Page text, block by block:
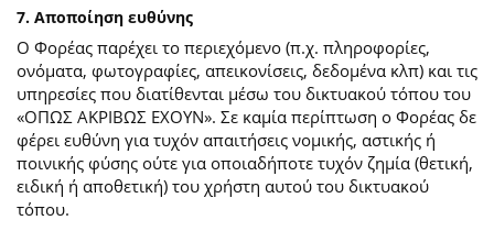
7. Αποποίηση ευθύνης
Ο Φορέας παρέχει το περιεχόμενο (π.χ. πληροφορίες,
ονόματα, φωτογραφίες, απεικονίσεις, δεδομένα κλπ) και τις
υπηρεσίες που διατίθενται μέσω του δικτυακού τόπου του
«ΟΠΩΣ ΑΚΡΙΒΩΣ ΕΧΟΥΝ». Σε καμία περίπτωση ο Φορέας δε
φέρει ευθύνη για τυχόν απαιτήσεις νομικής, αστικής ή
ποινικής φύσης ούτε για οποιαδήποτε τυχόν ζημία (θετική,
ειδική ή αποθετική) του χρήστη αυτού του δικτυακού
τόπου.